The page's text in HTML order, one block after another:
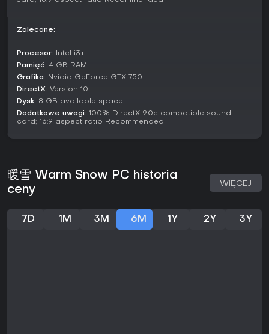
Budowanie postaci polega na wyborze sekt skupionych na
każda odblokowuje dedykowane umiejętności i synergie.
namierzające, eksplozje obszarowe czy szybkie ciosy,
Kluczowe mechaniki to:
Talenty sekt pozwalające specjalizować się w
zachowujesz odblokowane fragmenty dla trwałego
runa podpowiada lepsze strategie na następną.
Zalecane:
Procesor: Intel i3+
Pamięć: 4 GB RAM
Grafika: Nvidia GeForce GTX 750
DirectX: Version 10
Dysk: 8 GB available space
Dodatkowe uwagi: 100% DirectX 9.0c compatible sound
card; 16:9 aspect ratio Recommended
暖雪 Warm Snow PC historia
ceny
WIĘCEJ
7D 1M 3M 6M 1Y 2Y 3Y